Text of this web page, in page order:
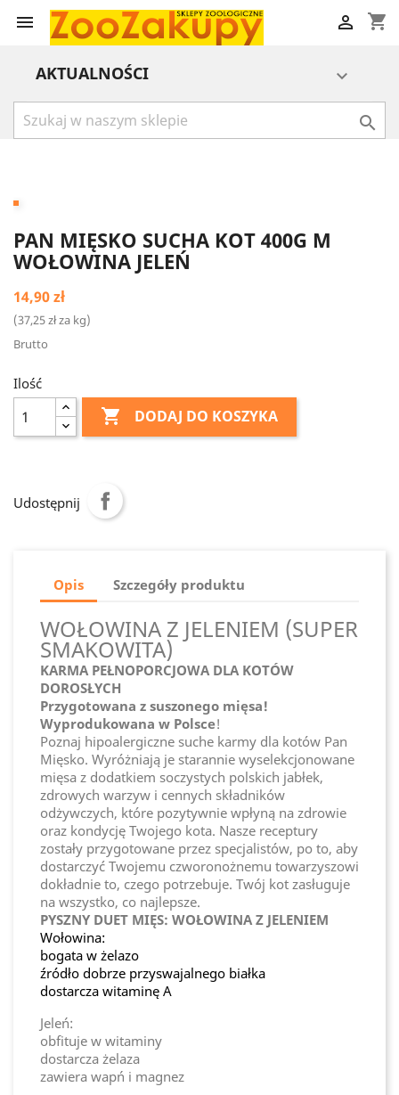
 shopping_cart

AKTUALNOŚCI 

PAN MIĘSKO SUCHA KOT 400G M
WOŁOWINA JELEŃ
14,90 zł
(37,25 zł za kg)
Brutto
Ilość
 DODAJ DO KOSZYKA
Udostępnij
Opis Szczegóły produktu
WOŁOWINA Z JELENIEM (SUPER
SMAKOWITA)
KARMA PEŁNOPORCJOWA DLA KOTÓW
DOROSŁYCH
Przygotowana z suszonego mięsa!
Wyprodukowana w Polsce!
Poznaj hipoalergiczne suche karmy dla kotów Pan
Mięsko. Wyróżniają je starannie wyselekcjonowane
mięsa z dodatkiem soczystych polskich jabłek,
zdrowych warzyw i cennych składników
odżywczych, które pozytywnie wpłyną na zdrowie
oraz kondycję Twojego kota. Nasze receptury
zostały przygotowane przez specjalistów, po to, aby
dostarczyć Twojemu czworonożnemu towarzyszowi
dokładnie to, czego potrzebuje. Twój kot zasługuje
na wszystko, co najlepsze.
PYSZNY DUET MIĘS: WOŁOWINA Z JELENIEM
Wołowina:
bogata w żelazo
źródło dobrze przyswajalnego białka
dostarcza witaminę A
Jeleń:
obfituje w witaminy
dostarcza żelaza
zawiera wapń i magnez